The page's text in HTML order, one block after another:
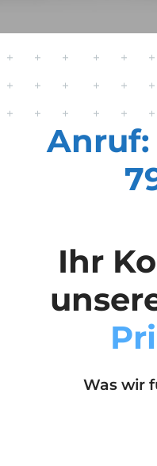
Anruf:
Ihr
Was wir